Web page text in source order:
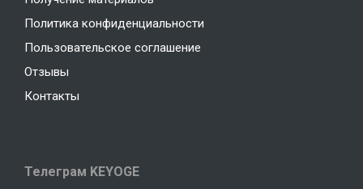
Политика конфиденциальности
Пользовательское соглашение
Отзывы
Контакты
Телеграм KEYOGE